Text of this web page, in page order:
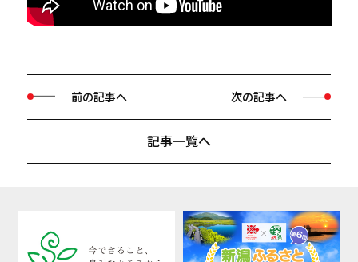
前の記事へ
記事一覧へ
次の記事へ